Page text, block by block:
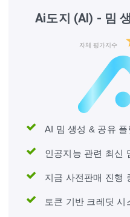
Ai도지 (AI) - 밈
자체 평가지수
AI 밈 생성 & 공유 플
인공지능 관련 최신
지금 사전판매 진행
토큰 기반 크레딧 시